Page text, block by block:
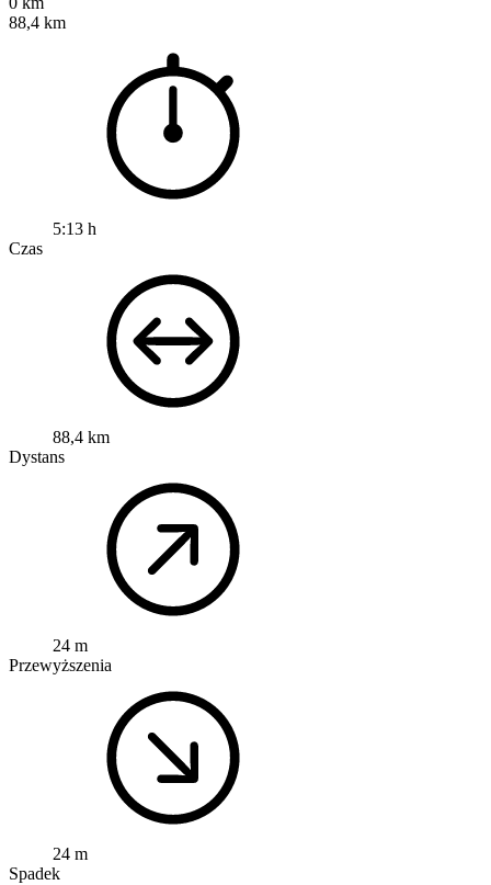
88,4 km
5:13 h
Czas
88,4 km
Dystans
24 m
Przewyższenia
24 m
Spadek